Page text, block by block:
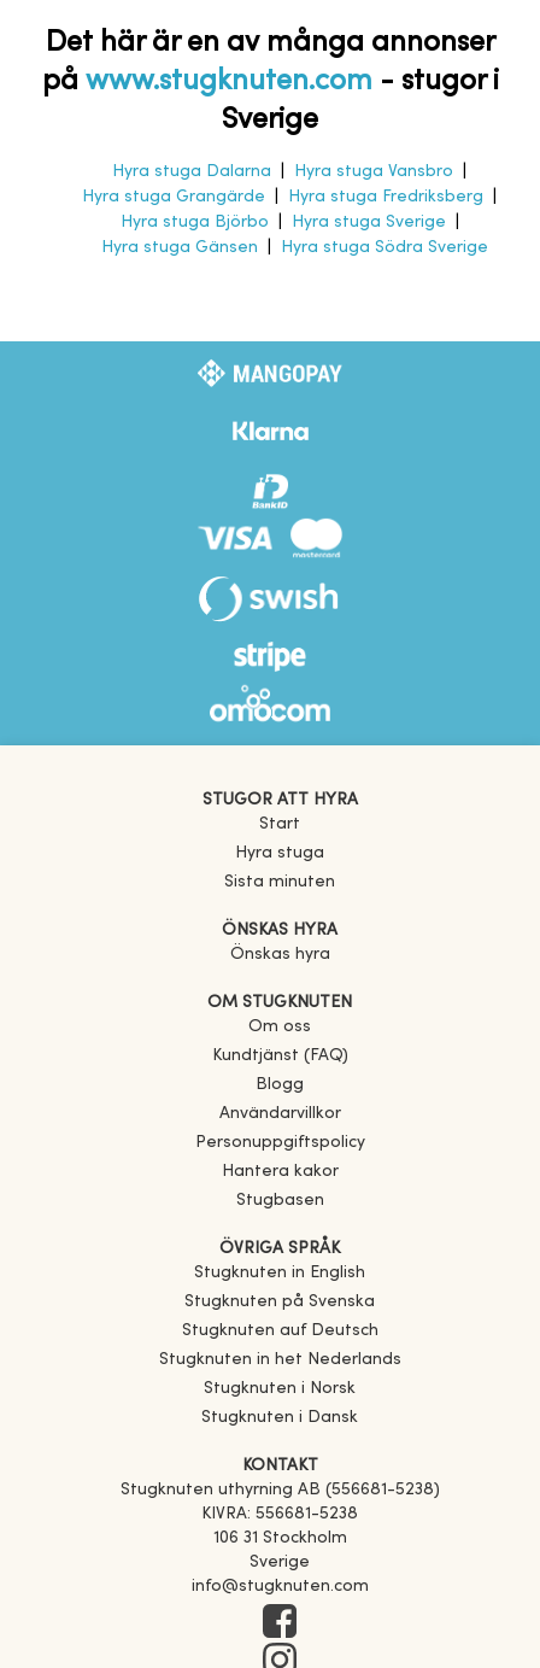
Det här är en av många annonser
på www.stugknuten.com - stugor i
Sverige
Hyra stuga Dalarna Hyra stuga Vansbro
Hyra stuga Grangärde
Hyra stuga Fredriksberg
Hyra stuga Björbo
Hyra stuga Sverige
Hyra stuga Gänsen
Hyra stuga Södra Sverige
STUGOR ATT HYRA
Start
Hyra stuga
Sista minuten
ÖNSKAS HYRA
Önskas hyra
OM STUGKNUTEN
Om oss
Kundtjänst (FAQ)
Blogg
Användarvillkor
Personuppgiftspolicy
Hantera kakor
Stugbasen
ÖVRIGA SPRÅK
Stugknuten in English
Stugknuten på Svenska
Stugknuten auf Deutsch
Stugknuten in het Nederlands
Stugknuten i Norsk
Stugknuten i Dansk
KONTAKT
Stugknuten uthyrning AB (556681-5238)
KIVRA: 556681-5238
106 31 Stockholm
Sverige
info@stugknuten.com